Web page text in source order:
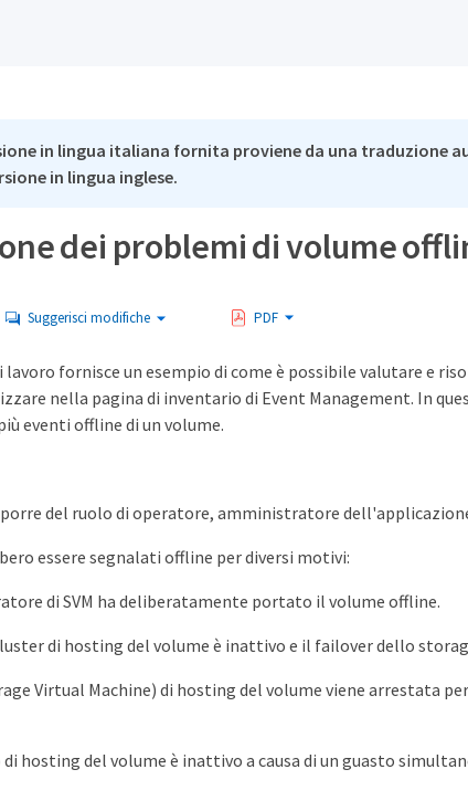
in lingua italiana fornita proviene da una traduzione
in lingua inglese.
dei problemi di volume
Suggerisci modifiche PDF
lavoro fornisce un esempio di come è possibile valutare e
nella pagina di inventario di Event Management. In
eventi offline di un volume.
del ruolo di operatore, amministratore
essere segnalati offline per diversi motivi:
di SVM ha deliberatamente portato il volume offline.
di hosting del volume è inattivo e il failover dello
Virtual Machine) di hosting del volume viene arrestata
hosting del volume è inattivo a causa di un guasto